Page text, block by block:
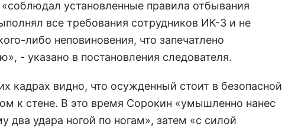
установленные правила отбывания
все требования сотрудников ИК-3 и не
либо неповиновения, что запечатлено
- указано в постановления следователя.
кадрах видно, что осужденный стоит в безопасной
к стене. В это время Сорокин «умышленно нанес
два удара ногой по ногам», затем «с силой